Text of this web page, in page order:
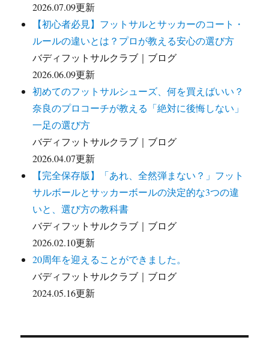
2026.07.09更新
【初心者必見】フットサルとサッカーのコート・
ルールの違いとは？プロが教える安心の選び方
バディフットサルクラブ｜ブログ
2026.06.09更新
初めてのフットサルシューズ、何を買えばいい？
奈良のプロコーチが教える「絶対に後悔しない」
一足の選び方
バディフットサルクラブ｜ブログ
2026.04.07更新
【完全保存版】「あれ、全然弾まない？」フット
サルボールとサッカーボールの決定的な3つの違
いと、選び方の教科書
バディフットサルクラブ｜ブログ
2026.02.10更新
20周年を迎えることができました。
バディフットサルクラブ｜ブログ
2024.05.16更新